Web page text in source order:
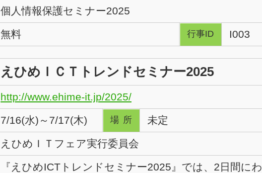
個人情報保護セミナー2025
無料 行事ID I003
えひめＩＣＴトレンドセミナー2025
http://www.ehime-it.jp/2025/
7/16(水)～7/17(木) 場所 未定
えひめＩＴフェア実行委員会
『えひめICTトレンドセミナー2025』では、2日間にわ